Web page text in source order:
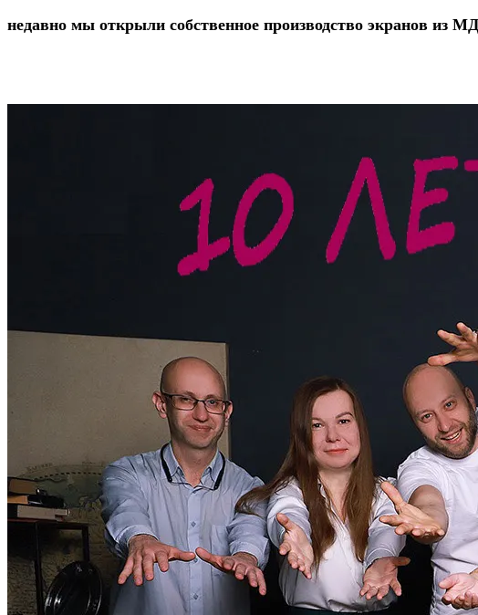
недавно мы открыли собственное производство экранов из